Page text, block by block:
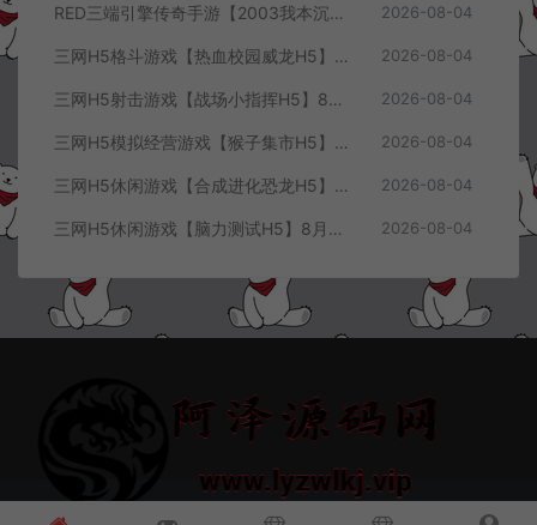
RED三端引擎传奇手游【2003我本沉默三职业】8月最新整理Win一键服务端+PC安卓+详细搭建教程 2026-08-04
三网H5格斗游戏【热血校园威龙H5】8月最新整理Linux手工服务端+Win一键服务端+解压即玩+简易安卓客户端+详细搭建教程 2026-08-04
三网H5射击游戏【战场小指挥H5】8月最新整理Linux手工服务端+Win一键服务端+解压即玩+简易安卓客户端+详细搭建教程 2026-08-04
三网H5模拟经营游戏【猴子集市H5】8月最新整理Linux手工服务端+Win一键服务端+解压即玩+简易安卓客户端+详细搭建教程 2026-08-04
三网H5休闲游戏【合成进化恐龙H5】8月最新整理Linux手工服务端+Win一键服务端+解压即玩+简易安卓客户端+详细搭建教程 2026-08-04
三网H5休闲游戏【脑力测试H5】8月最新整理Linux手工服务端+Win一键服务端+解压即玩+简易安卓客户端+详细搭建教程 2026-08-04
© 2021~2026 阿泽源码网 www.lyzwlkj.vip 冷雨泽 豫